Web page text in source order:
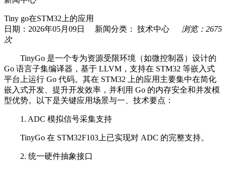
Tiny go在STM32上的应用
日期：2026年05月09日 新闻分类： 技术中心
浏览：2675
次
TinyGo 是一个专为资源受限环境（如微控制器）设计的
Go 语言子集编译器，基于 LLVM ，支持在 STM32 等嵌入式
平台上运行 Go 代码。其在 STM32
上的应用主要集中在简化
嵌入式开发、提升开发效率，并利用 Go 的内存安全和并发模
型优势。以下是关键应用场景与一、技术要点：
1. ADC 模拟信号采集支持
TinyGo 在 STM32F103 上已实现对 ADC 的完整支持。
2. 统一硬件抽象接口